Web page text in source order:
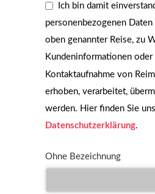
Ich bin damit
personenbezogenen
oben genannter Reise, zu
Kundeninformationen oder
Kontaktaufnahme von
erhoben, verarbeitet,
werden. Hier finden Sie
Datenschutzerklärung.
Ohne Bezeichnung